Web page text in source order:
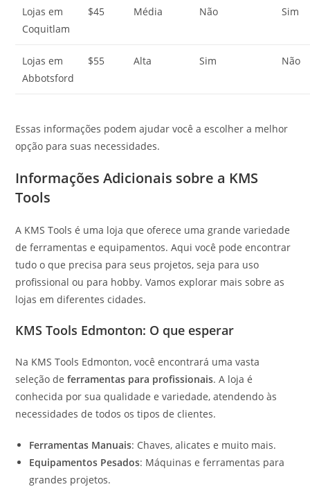
Lojas em
Coquitlam
$45 Média Não Sim
Lojas em
Abbotsford
$55 Alta Sim Não
Essas informações podem ajudar você a escolher a melhor
opção para suas necessidades.
Informações Adicionais sobre a KMS
Tools
A KMS Tools é uma loja que oferece uma grande variedade
de ferramentas e equipamentos. Aqui você pode encontrar
tudo o que precisa para seus projetos, seja para uso
profissional ou para hobby. Vamos explorar mais sobre as
lojas em diferentes cidades.
KMS Tools Edmonton: O que esperar
Na KMS Tools Edmonton, você encontrará uma vasta
seleção deferramentas para profissionais. A loja é
conhecida por sua qualidade e variedade, atendendo às
necessidades de todos os tipos de clientes.
Ferramentas Manuais: Chaves, alicates e muito mais.
Equipamentos Pesados: Máquinas e ferramentas para
grandes projetos.